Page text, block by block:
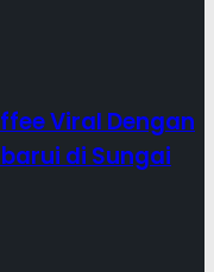
Viral Dengan
di Sungai